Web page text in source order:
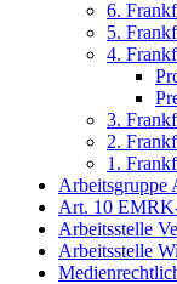
6.
5.
4.
3.
2.
1.
Arbeitsgruppe
Art. 10
Arbeitsstelle
Arbeitsstelle